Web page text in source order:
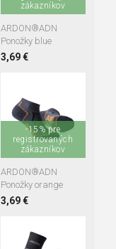
zákazníkov
ARDON®ADN
Ponožky blue
3,69 €
-15% pre
registrovaných
zákazníkov
ARDON®ADN
Ponožky orange
3,69 €
42-45
36-38
42-45